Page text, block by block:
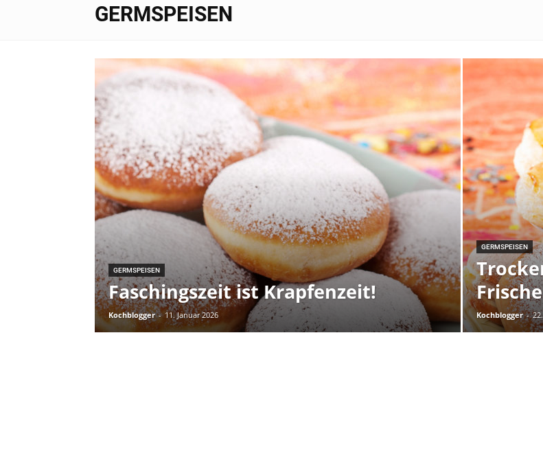
GERMSPEISEN
GERMSPEISEN
Faschingszeit ist Krapfenzeit!
Kochblogger - 11. Januar 2026
GERMSPEISEN
Kochblogger -